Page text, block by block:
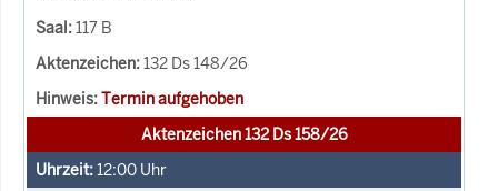
117 B
132 Ds 148/26
Termin aufgehoben
Aktenzeichen 132 Ds 158/26
12:00 Uhr